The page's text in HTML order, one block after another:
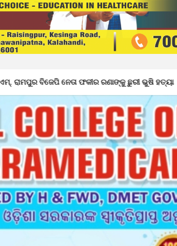
ଫକୀର ରଣାଙ୍କୁ ଛୁରୀ ଭୁଷି ହତ୍ୟା ରିଷିଡା